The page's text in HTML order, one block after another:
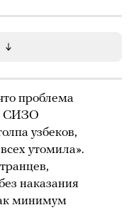
проблема
СИЗО
узбеков,
утомила».
наказания
минимум